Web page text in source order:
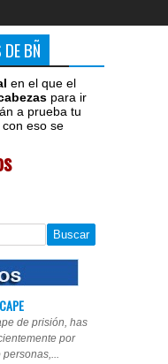
DE BÑ
en el que el
para ir
a prueba tu
eso se
de prisión, has
por